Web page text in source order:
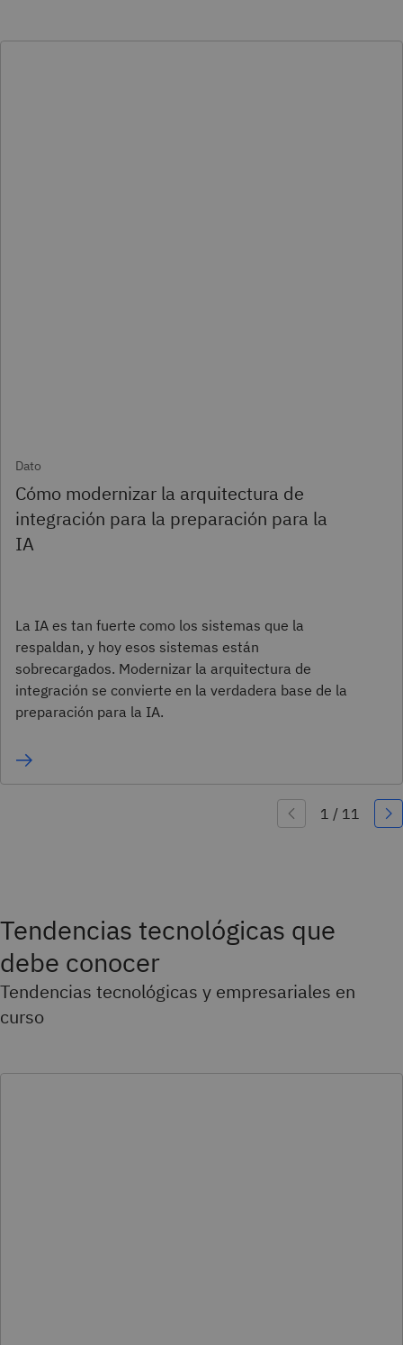
Dato
Cómo modernizar la arquitectura de
integración para la preparación para la
IA
La IA es tan fuerte como los sistemas que la
respaldan, y hoy esos sistemas están
sobrecargados. Modernizar la arquitectura de
integración se convierte en la verdadera base de la
preparación para la IA.
Tendencias tecnológicas que
debe conocer
Tendencias tecnológicas y empresariales en
curso